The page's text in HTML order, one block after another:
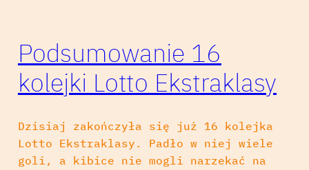
Podsumowanie 16
kolejki Lotto Ekstraklasy
Dzisiaj zakończyła się już 16 kolejka
Lotto Ekstraklasy. Padło w niej wiele
goli, a kibice nie mogli narzekać na